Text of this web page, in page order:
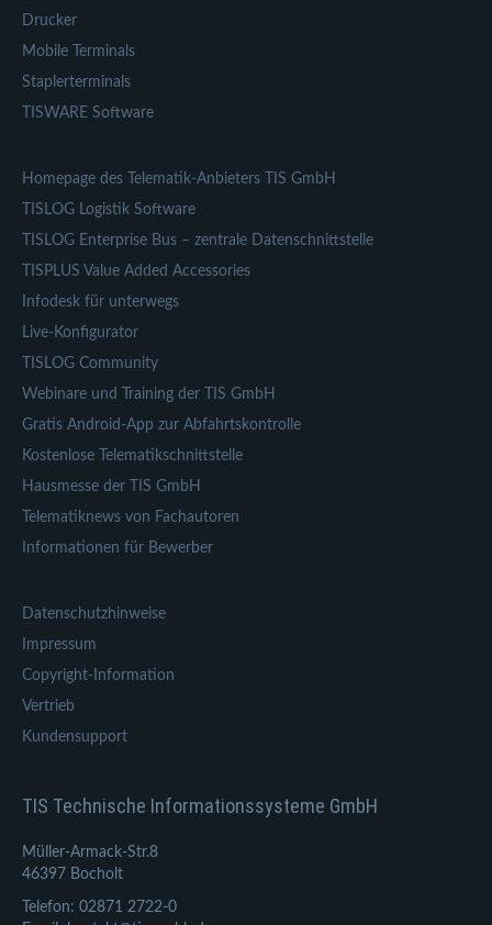
Drucker
Mobile Terminals
Staplerterminals
TISWARE Software
Homepage des Telematik-Anbieters TIS GmbH
TISLOG Logistik Software
TISLOG Enterprise Bus – zentrale Datenschnittstelle
TISPLUS Value Added Accessories
Infodesk für unterwegs
Live-Konfigurator
TISLOG Community
Webinare und Training der TIS GmbH
Gratis Android-App zur Abfahrtskontrolle
Kostenlose Telematikschnittstelle
Hausmesse der TIS GmbH
Telematiknews von Fachautoren
Informationen für Bewerber
Datenschutzhinweise
Impressum
Copyright-Information
Vertrieb
Kundensupport
TIS Technische Informationssysteme GmbH
Müller-Armack-Str.8
46397 Bocholt
Telefon: 02871 2722-0